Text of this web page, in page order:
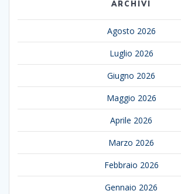
ARCHIVI
Agosto 2026
Luglio 2026
Giugno 2026
Maggio 2026
Aprile 2026
Marzo 2026
Febbraio 2026
Gennaio 2026